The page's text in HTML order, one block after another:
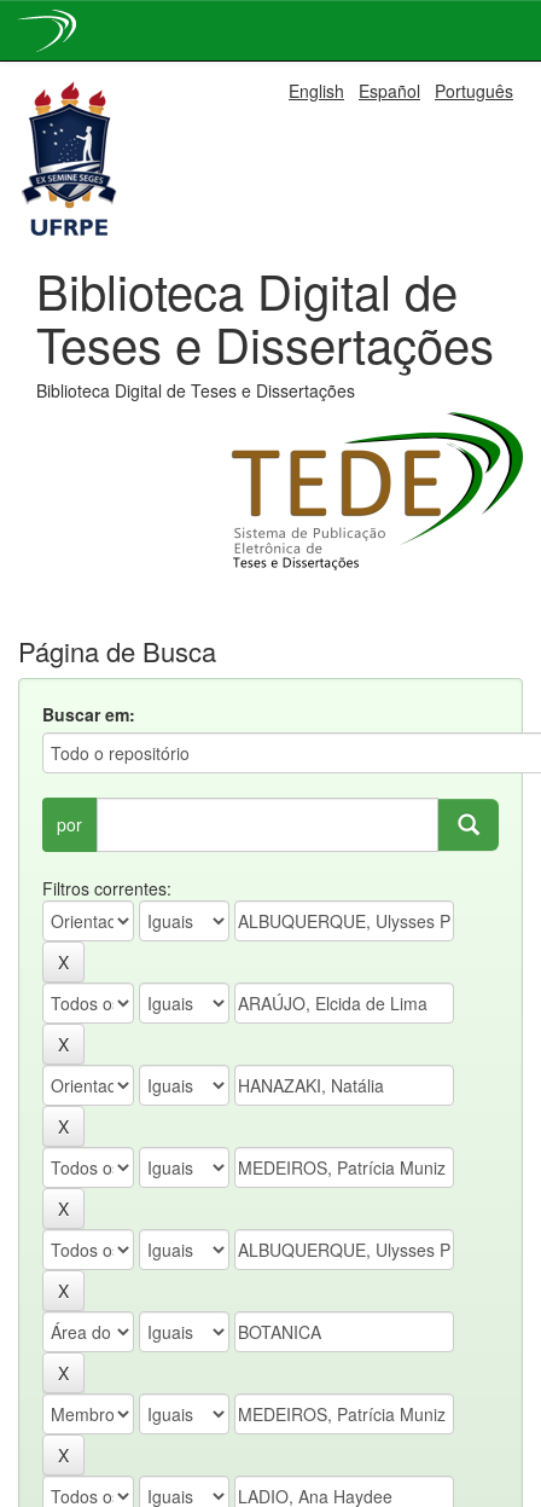
navigation
English Español Português
Biblioteca Digital de
Teses e Dissertações
Biblioteca Digital de Teses e Dissertações
Página de Busca
Buscar em:
por
Filtros correntes: